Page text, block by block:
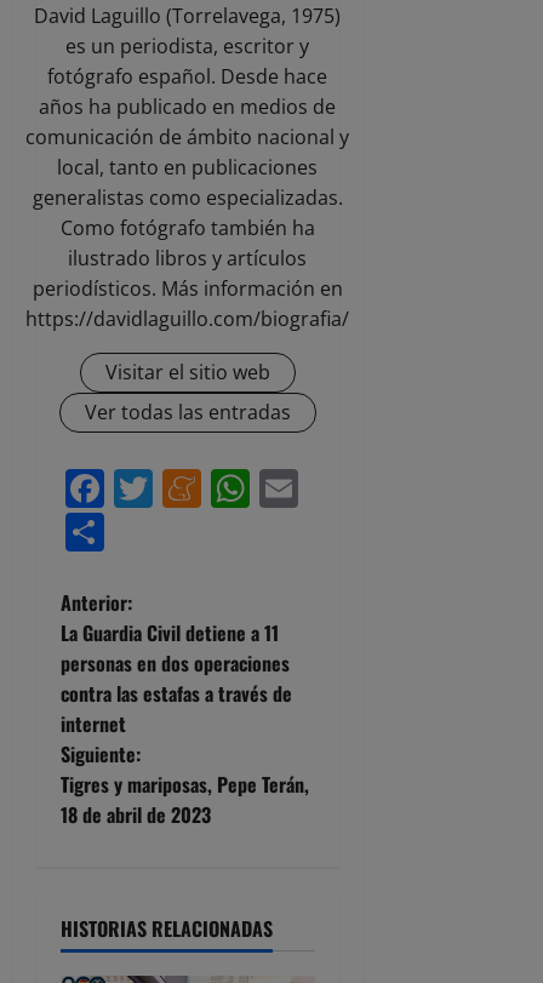
David Laguillo (Torrelavega, 1975)
es un periodista, escritor y
fotógrafo español. Desde hace
años ha publicado en medios de
comunicación de ámbito nacional y
local, tanto en publicaciones
generalistas como especializadas.
Como fotógrafo también ha
ilustrado libros y artículos
periodísticos. Más información en
https://davidlaguillo.com/biografia/
Visitar el sitio web
Ver todas las entradas
Facebook
Twitter
Meneame
WhatsApp
N
a
v
e
g
c
i
Anterior:
La Guardia Civil detiene a 11
personas en dos operaciones
contra las estafas a través de
internet
Siguiente:
Tigres y mariposas, Pepe Terán,
18 de abril de 2023
HISTORIAS RELACIONADAS